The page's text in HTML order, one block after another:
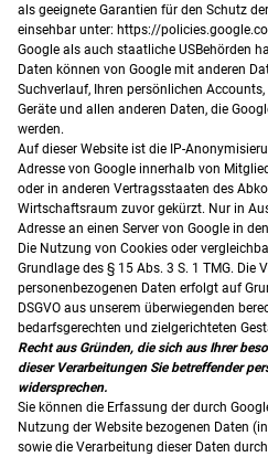
als geeignete Garantien für den Schutz
einsehbar unter: https://
Google als auch staatliche USBehörden
Daten können von Google mit anderen
Suchverlauf, Ihren persönlichen
Geräte und allen anderen Daten, die
werden.
Auf dieser Website ist die IP-
Adresse von Google innerhalb von
oder in anderen Vertragsstaaten des
Wirtschaftsraum zuvor gekürzt. Nur in
Adresse an einen Server von Google in
Die Nutzung von Cookies oder
Grundlage des § 15 Abs. 3 S. 1 TMG. Die
personenbezogenen Daten erfolgt auf
DSGVO aus unserem überwiegenden
bedarfsgerechten und zielgerichteten
Recht aus Gründen, die sich aus Ihrer
dieser Verarbeitungen Sie betreffender
widersprechen.
Sie können die Erfassung der durch
Nutzung der Website bezogenen Daten
sowie die Verarbeitung dieser Daten